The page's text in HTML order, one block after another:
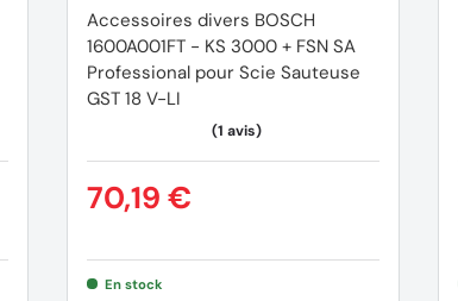
Accessoires divers BOSCH
1600A001FT - KS 3000 + FSN SA
Professional pour Scie Sauteuse
GST 18 V-LI
70,19 €
En stock